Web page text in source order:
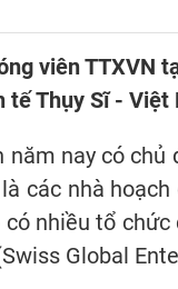
viên TTXVN
tế Thụy Sĩ -
năm nay có chủ
các nhà
nhiều tổ chức
Global